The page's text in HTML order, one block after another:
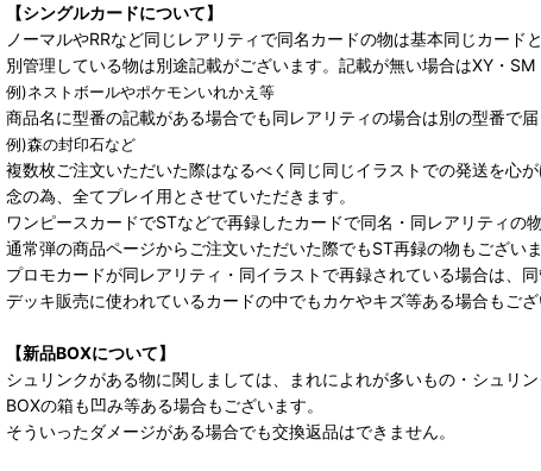
【シングルカードについて】
ノーマルやRRなど同じレアリティで同名カードの物は基本同じカード
別管理している物は別途記載がございます。記載が無い場合はXY・
例)ネストボールやポケモンいれかえ等
商品名に型番の記載がある場合でも同レアリティの場合は別の型番で届
例)森の封印石など
複数枚ご注文いただいた際はなるべく同じ同じイラストでの発送を心
念の為、全てプレイ用とさせていただきます。
ワンピースカードでSTなどで再録したカードで同名・同レアリティの
通常弾の商品ページからご注文いただいた際でもST再録の物もございま
プロモカードが同レアリティ・同イラストで再録されている場合は、
デッキ販売に使われているカードの中でもカケやキズ等ある場合もござ
【新品BOXについて】
シュリンクがある物に関しましては、まれによれが多いもの・シュリ
BOXの箱も凹み等ある場合もございます。
そういったダメージがある場合でも交換返品はできません。